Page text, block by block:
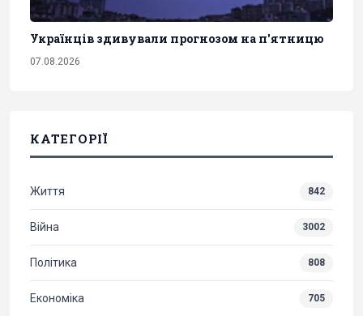
Українців здивували прогнозом на п'ятницю
07.08.2026
КАТЕГОРІЇ
Життя 842
Війна 3002
Політика 808
Економіка 705